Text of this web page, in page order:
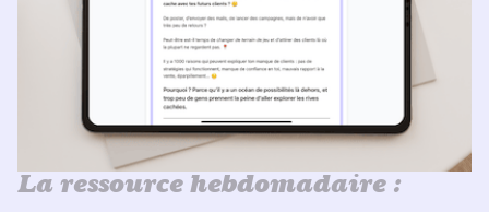
La ressource hebdomadaire :